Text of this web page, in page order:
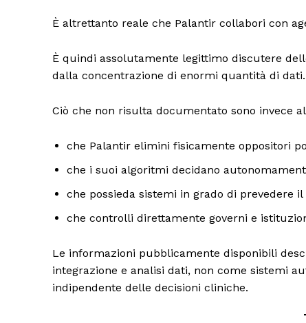
È altrettanto reale che Palantir collabori con
È quindi assolutamente legittimo discutere
dalla concentrazione di enormi quantità di dati.
Ciò che non risulta documentato sono invece
che Palantir elimini fisicamente oppositori
che i suoi algoritmi decidano
che possieda sistemi in grado di prevedere
che controlli direttamente governi e
Le informazioni pubblicamente disponibili
integrazione e analisi dati, non come sistemi
indipendente delle decisioni cliniche.